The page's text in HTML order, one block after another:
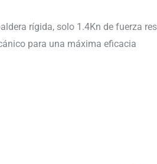
rígida, solo 1.4Kn de fuerza
para una máxima eficacia